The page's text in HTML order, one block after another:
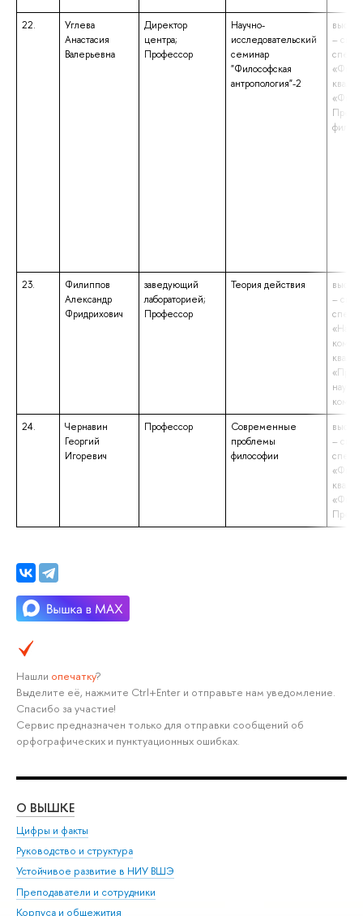
22.
Углева
Анастасия
Валерьевна
Директор
центра;
Профессор
Научно-
исследовательский
семинар
"Философская
антропология"-2
–
23.
Филиппов
Александр
Фридрихович
заведующий
лабораторией;
Профессор
Теория действия
–
24.
Чернавин
Георгий
Игоревич
Профессор
Современные
проблемы
философии
–
Нашли опечатку?
Выделите её, нажмите Ctrl+Enter и отправьте нам уведомление.
Спасибо за участие!
Сервис предназначен только для отправки сообщений об
орфографических и пунктуационных ошибках.
О ВЫШКЕ
Цифры и факты
Руководство и структура
Устойчивое развитие в НИУ ВШЭ
Преподаватели и сотрудники
Корпуса и общежития